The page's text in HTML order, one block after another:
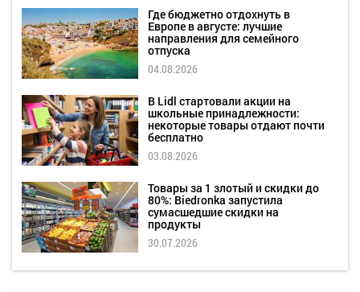
Где бюджетно отдохнуть в
Европе в августе: лучшие
направления для семейного
отпуска
04.08.2026
В Lidl стартовали акции на
школьные принадлежности:
некоторые товары отдают почти
бесплатно
03.08.2026
Товары за 1 злотый и скидки до
80%: Biedronka запустила
сумасшедшие скидки на
продукты
30.07.2026